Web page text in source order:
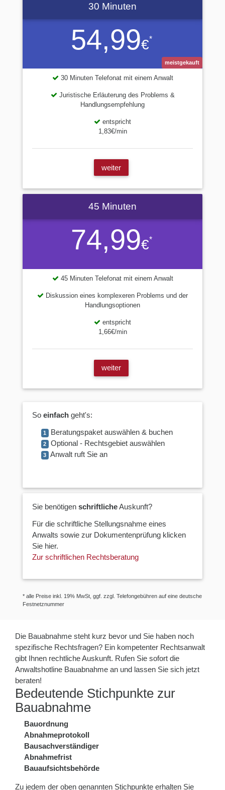
54,99€*
30 Minuten
meistgekauft
30 Minuten Telefonat mit einem Anwalt
Juristische Erläuterung des Problems &
Handlungsempfehlung
entspricht
1,83€/min
weiter
74,99€*
45 Minuten
45 Minuten Telefonat mit einem Anwalt
Diskussion eines komplexeren Problems und der
Handlungsoptionen
entspricht
1,66€/min
weiter
So einfachgeht's:
1 Beratungspaket auswählen & buchen
2 Optional - Rechtsgebiet auswählen
3 Anwalt ruft Sie an
Sie benötigen schriftlicheAuskunft?
Für die schriftliche Stellungsnahme eines
Anwalts sowie zur Dokumentenprüfung klicken
Sie hier.
Zur schriftlichen Rechtsberatung
* alle Preise inkl. 19% MwSt, ggf. zzgl. Telefongebühren auf eine deutsche
Festnetznummer
Die Bauabnahme steht kurz bevor und Sie haben noch
spezifische Rechtsfragen? Ein kompetenter Rechtsanwalt
gibt Ihnen rechtliche Auskunft. Rufen Sie sofort die
Anwaltshotline Bauabnahme an und lassen Sie sich jetzt
beraten!
Bedeutende Stichpunkte zur
Bauabnahme
Bauordnung
Abnahmeprotokoll
Bausachverständiger
Abnahmefrist
Bauaufsichtsbehörde
Zu jedem der oben genannten Stichpunkte erhalten Sie